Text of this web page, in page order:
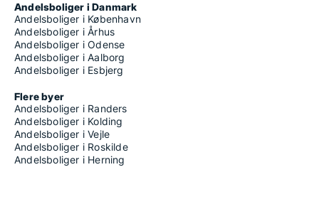
Andelsboliger i Danmark
Andelsboliger i København
Andelsboliger i Århus
Andelsboliger i Odense
Andelsboliger i Aalborg
Andelsboliger i Esbjerg
Flere byer
Andelsboliger i Randers
Andelsboliger i Kolding
Andelsboliger i Vejle
Andelsboliger i Roskilde
Andelsboliger i Herning